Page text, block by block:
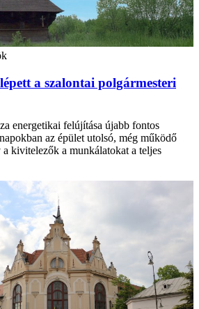
a szalontai polgármesteri
energetikai felújítása újabb fontos
az épület utolsó, még működő
kivitelezők a munkálatokat a teljes